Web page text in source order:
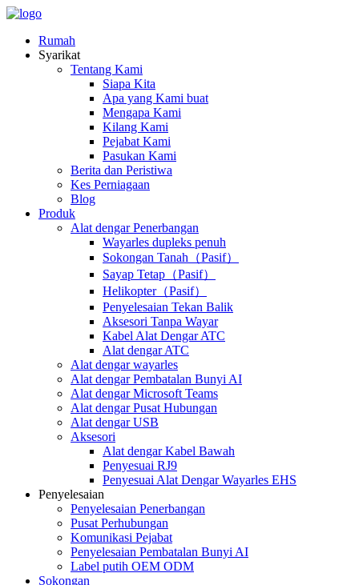
Rumah
Syarikat
Tentang Kami
Siapa Kita
Apa yang Kami buat
Mengapa Kami
Kilang Kami
Pejabat Kami
Pasukan Kami
Berita dan Peristiwa
Kes Perniagaan
Blog
Produk
Alat dengar Penerbangan
Wayarles dupleks penuh
Sokongan Tanah（Pasif）
Sayap Tetap（Pasif）
Helikopter（Pasif）
Penyelesaian Tekan Balik
Aksesori Tanpa Wayar
Kabel Alat Dengar ATC
Alat dengar ATC
Alat dengar wayarles
Alat dengar Pembatalan Bunyi AI
Alat dengar Microsoft Teams
Alat dengar Pusat Hubungan
Alat dengar USB
Aksesori
Alat dengar Kabel Bawah
Penyesuai RJ9
Penyesuai Alat Dengar Wayarles EHS
Penyelesaian
Penyelesaian Penerbangan
Pusat Perhubungan
Komunikasi Pejabat
Penyelesaian Pembatalan Bunyi AI
Label putih OEM ODM
Sokongan